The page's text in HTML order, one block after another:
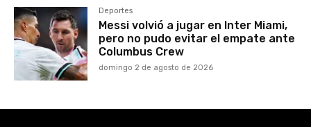
Deportes
Messi volvió a jugar en Inter Miami,
pero no pudo evitar el empate ante
Columbus Crew
domingo 2 de agosto de 2026